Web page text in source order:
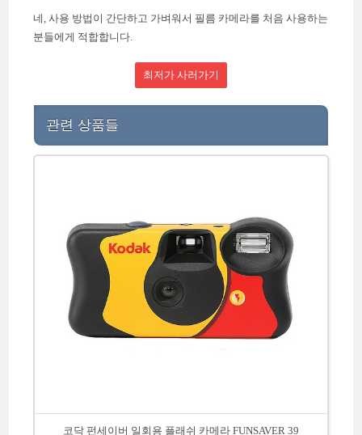
네, 사용 방법이 간단하고 가벼워서 필름 카메라를 처음 사용하는
분들에게 적합합니다.
최저가 사러가기
관련 상품들
코닥 펀세이버 일회용 플래쉬 카메라 FUNSAVER 39